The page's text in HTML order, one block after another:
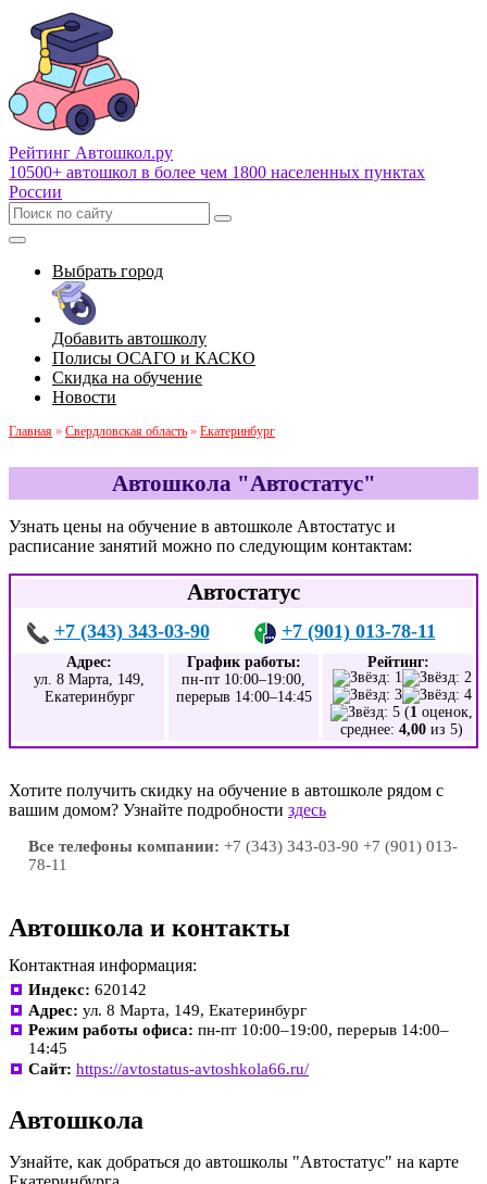
Рейтинг Автошкол.ру
10500+ автошкол в более чем 1800 населенных пунктах
России
Выбрать город
Добавить автошколу
Полисы ОСАГО и КАСКО
Скидка на обучение
Новости
Главная » Свердловская область » Екатеринбург
Автошкола "Автостатус"
Узнать цены на обучение в автошколе Автостатус и
расписание занятий можно по следующим контактам:
Автостатус
+7 (343) 343-03-90 +7 (901) 013-78-11
Адрес:
ул. 8 Марта, 149,
Екатеринбург
График работы:
пн-пт 10:00–19:00,
перерыв 14:00–14:45
Рейтинг:
(1 оценок,
среднее: 4,00 из 5)
Хотите получить скидку на обучение в автошколе рядом с
вашим домом? Узнайте подробности здесь
Все телефоны компании: +7 (343) 343-03-90 +7 (901) 013-
78-11
Автошкола и контакты
Контактная информация:
Индекс: 620142
Адрес: ул. 8 Марта, 149, Екатеринбург
Режим работы офиса: пн-пт 10:00–19:00, перерыв 14:00–
14:45
Сайт: https://avtostatus-avtoshkola66.ru/
Автошкола
Узнайте, как добраться до автошколы "Автостатус" на карте